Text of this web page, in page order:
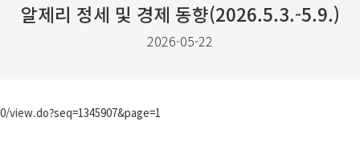
알제리 정세 및 경제 동향(2026.5.3.-5.9.)
2026-05-22